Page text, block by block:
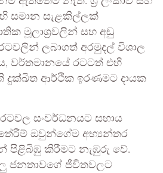
සමාන සැළකිල්ලක්
මූලාශ්‍රවලින් සහ අඩු
ලබාගත් අරමුදල් විශාල
වර්තමානයේ රටටත් එහි
දුක්ඛිත ආර්ථික ඉරණමට දායක
සංවර්ධනයට සහාය
ඔවුන්ගේම අභ්‍යන්තර
පිළිබිඹු කිරීමට නැඹුරු වේ.
ජනතාවගේ ජීවිතවලට